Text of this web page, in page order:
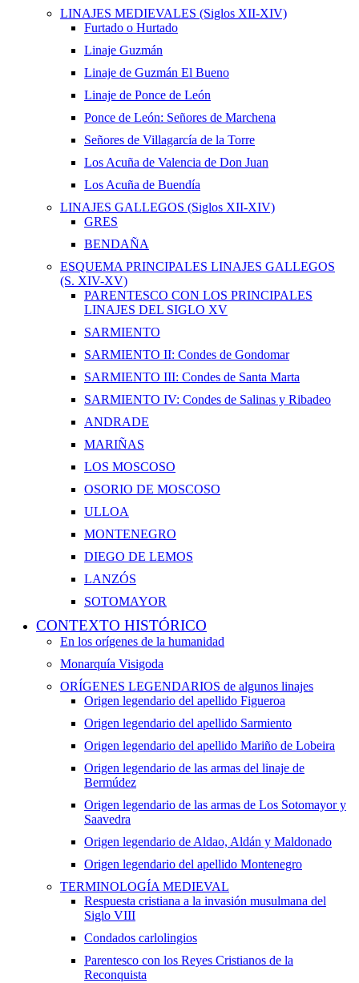
LINAJES MEDIEVALES (Siglos XII-XIV)
Furtado o Hurtado
Linaje Guzmán
Linaje de Guzmán El Bueno
Linaje de Ponce de León
Ponce de León: Señores de Marchena
Señores de Villagarcía de la Torre
Los Acuña de Valencia de Don Juan
Los Acuña de Buendía
LINAJES GALLEGOS (Siglos XII-XIV)
GRES
BENDAÑA
ESQUEMA PRINCIPALES LINAJES GALLEGOS
(S. XIV-XV)
PARENTESCO CON LOS PRINCIPALES
LINAJES DEL SIGLO XV
SARMIENTO
SARMIENTO II: Condes de Gondomar
SARMIENTO III: Condes de Santa Marta
SARMIENTO IV: Condes de Salinas y Ribadeo
ANDRADE
MARIÑAS
LOS MOSCOSO
OSORIO DE MOSCOSO
ULLOA
MONTENEGRO
DIEGO DE LEMOS
LANZÓS
SOTOMAYOR
CONTEXTO HISTÓRICO
En los orígenes de la humanidad
Monarquía Visigoda
ORÍGENES LEGENDARIOS de algunos linajes
Origen legendario del apellido Figueroa
Origen legendario del apellido Sarmiento
Origen legendario del apellido Mariño de Lobeira
Origen legendario de las armas del linaje de
Bermúdez
Origen legendario de las armas de Los Sotomayor y
Saavedra
Origen legendario de Aldao, Aldán y Maldonado
Origen legendario del apellido Montenegro
TERMINOLOGÍA MEDIEVAL
Respuesta cristiana a la invasión musulmana del
Siglo VIII
Condados carlolingios
Parentesco con los Reyes Cristianos de la
Reconquista